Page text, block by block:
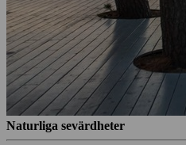
Naturliga sevärdheter